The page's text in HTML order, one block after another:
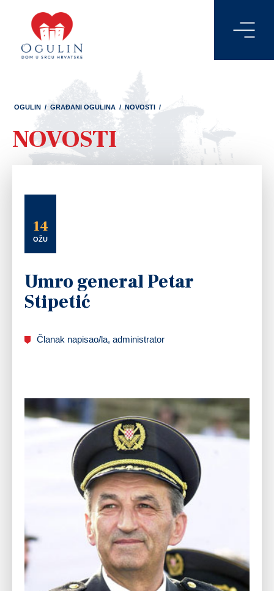
OGULIN / GRAĐANI OGULINA / NOVOSTI /
NOVOSTI
14
OŽU
Umro general Petar
Stipetić
Članak napisao/la, administrator